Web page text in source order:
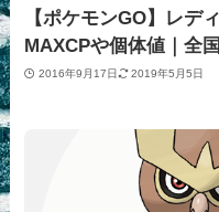
【ポケモンGO】レデ
MAXCPや個体値｜全
2016年9月17日 2019年5月5日